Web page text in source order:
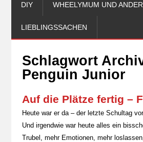
DIY WHEELYMUM UND
LIEBLINGSSACHEN
Schlagwort
Penguin Junior
Auf die Plätze fertig –
Heute war er da – der letzte Schultag
Und irgendwie war heute alles ein
Trubel, mehr Emotionen, mehr